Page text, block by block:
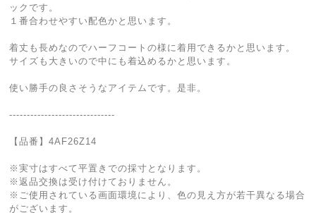
ックです。
１番合わせやすい配色かと思います。
着丈も長めなのでハーフコートの様に着用できるかと思います。
サイズも大きいので中にも着込めるかと思います。
使い勝手の良さそうなアイテムです。是非。
------------------------------
【品番】4AF26Z14
※実寸はすべて平置きでの採寸となります。
※返品交換は受け付けておりません。
※ご使用されている画面環境により、色の見え方が若干異なる場合
がございます。